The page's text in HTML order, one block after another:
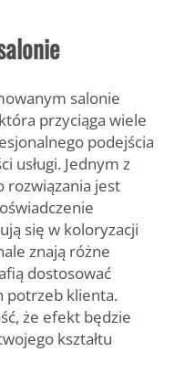
salonie
przyciąga wiele
podejścia
usługi. Jednym z
rozwiązania jest
się w koloryzacji
znają różne
dostosować
potrzeb klienta.
że efekt będzie
kształtu